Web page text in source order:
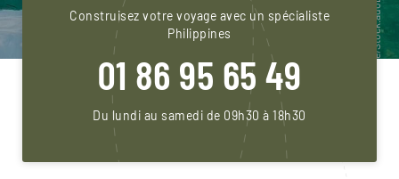
Construisez votre voyage avec un spécialiste
Philippines
01 86 95 65 49
Du lundi au samedi de 09h30 à 18h30